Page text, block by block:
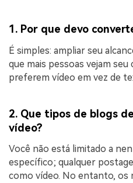
1. Por que devo
É simples: ampliar seu
que mais pessoas vejam
preferem vídeo em vez de
2. Que tipos de blogs
vídeo?
Você não está limitado a
específico; qualquer
como vídeo. No entanto, os